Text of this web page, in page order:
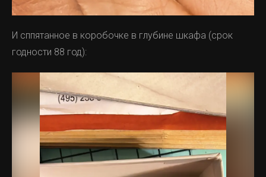
И сппятанное в коробочке в глубине шкафа (срок
годности 88 год):